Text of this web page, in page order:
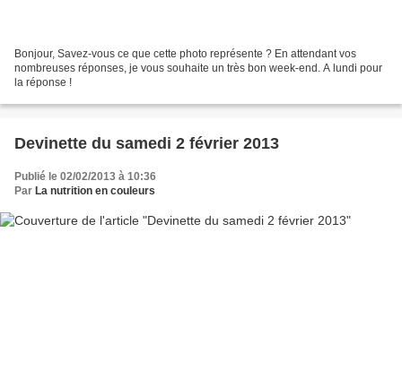
Bonjour, Savez-vous ce que cette photo représente ? En attendant vos
nombreuses réponses, je vous souhaite un très bon week-end. A lundi pour
la réponse !
Devinette du samedi 2 février 2013
Publié le 02/02/2013 à 10:36
Par La nutrition en couleurs